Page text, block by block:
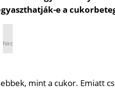
e a
hirdetés
mint a cukor. Emiatt